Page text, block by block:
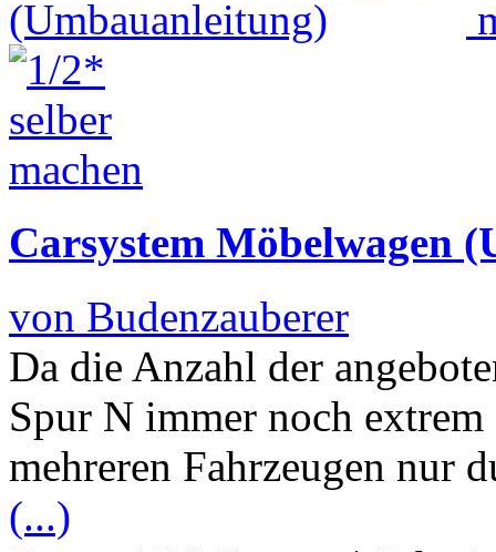
Carsystem Möbelwagen
von Budenzauberer
Da die Anzahl der
Spur N immer noch
mehreren Fahrzeugen nur
(...)